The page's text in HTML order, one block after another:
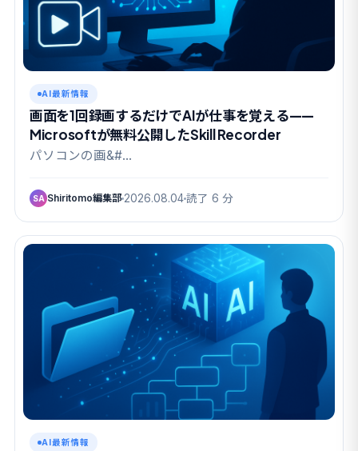
AI最新情報
画面を1回録画するだけでAIが仕事を覚える——
Microsoftが無料公開したSkill Recorder
パソコンの画&#…
SA Shiritomo編集部 2026.08.04読了 6 分
AI最新情報